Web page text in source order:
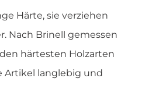
Härte, sie verziehen
Nach Brinell gemessen
härtesten Holzarten
Artikel langlebig und